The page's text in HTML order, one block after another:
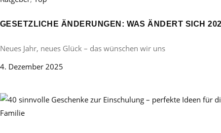
GESETZLICHE ÄNDERUNGEN: WAS ÄNDERT SICH
Neues Jahr, neues Glück – das wünschen wir uns
4. Dezember 2025
Familie